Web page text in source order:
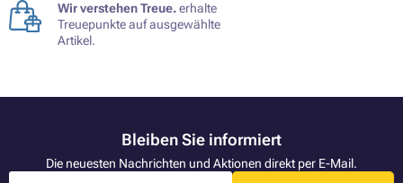
Wir verstehen Treue.erhalte
Treuepunkte auf ausgewählte
Artikel.
Bleiben Sie informiert
Die neuesten Nachrichten und Aktionen direkt per E-Mail.